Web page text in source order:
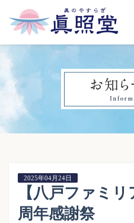
2025年04月24日
【八戸ファミ
周年感謝祭